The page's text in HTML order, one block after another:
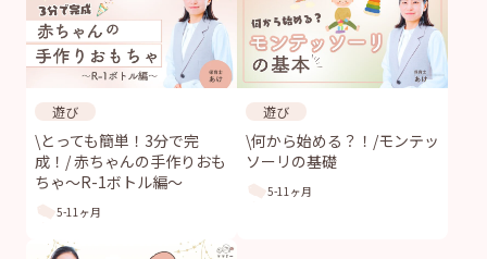
遊び
\とっても簡単！3分で完
成！/ 赤ちゃんの手作りおも
ちゃ〜R-1ボトル編〜
5-11ヶ月
遊び
\何から始める？！/モンテッ
ソーリの基礎
5-11ヶ月